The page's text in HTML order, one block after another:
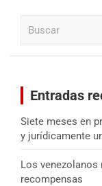
Entradas
Siete meses en
y jurídicamente
Los venezolanos
recompensas